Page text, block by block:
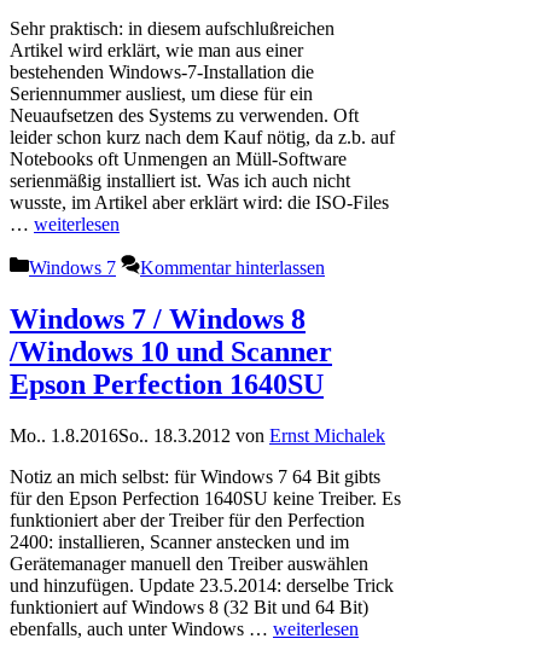
Sehr praktisch: in diesem aufschlußreichen
Artikel wird erklärt, wie man aus einer
bestehenden Windows-7-Installation die
Seriennummer ausliest, um diese für ein
Neuaufsetzen des Systems zu verwenden. Oft
leider schon kurz nach dem Kauf nötig, da z.b. auf
Notebooks oft Unmengen an Müll-Software
serienmäßig installiert ist. Was ich auch nicht
wusste, im Artikel aber erklärt wird: die ISO-Files
… weiterlesen
Kategorien
Windows 7 Kommentar hinterlassen
Windows 7 / Windows 8
/Windows 10 und Scanner
Epson Perfection 1640SU
Mo.. 1.8.2016So.. 18.3.2012 von Ernst Michalek
Notiz an mich selbst: für Windows 7 64 Bit gibts
für den Epson Perfection 1640SU keine Treiber. Es
funktioniert aber der Treiber für den Perfection
2400: installieren, Scanner anstecken und im
Gerätemanager manuell den Treiber auswählen
und hinzufügen. Update 23.5.2014: derselbe Trick
funktioniert auf Windows 8 (32 Bit und 64 Bit)
ebenfalls, auch unter Windows … weiterlesen